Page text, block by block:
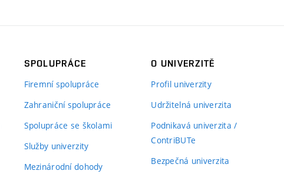
SPOLUPRÁCE
Firemní spolupráce
Zahraniční spolupráce
Spolupráce se školami
Služby univerzity
Mezinárodní dohody
O UNIVERZITĚ
Profil univerzity
Udržitelná univerzita
Podnikavá univerzita /
ContriBUTe
Bezpečná univerzita